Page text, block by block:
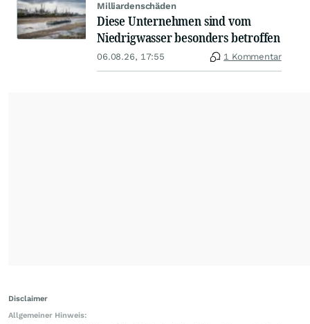
Milliardenschäden
Diese Unternehmen sind vom
Niedrigwasser besonders betroffen
06.08.26, 17:55 1 Kommentar
Disclaimer
Allgemeiner Hinweis: